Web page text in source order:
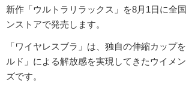
新作「ウルトラリラックス」を8月1日に全
ンストアで発売します。
「ワイヤレスブラ」は、独自の伸縮カップ
ルド」による解放感を実現してきたウイメ
ズです。